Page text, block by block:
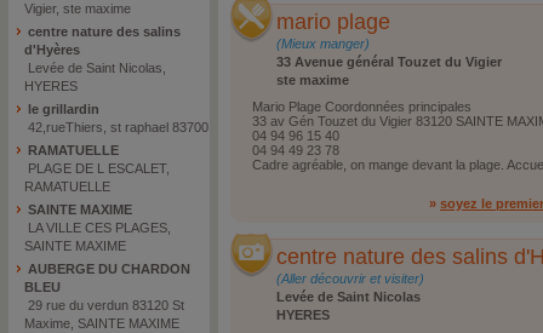
Vigier, ste maxime
centre nature des salins
d'Hyères
Levée de Saint Nicolas,
HYERES
le grillardin
42,rueThiers, st raphael 83700
RAMATUELLE
PLAGE DE L ESCALET,
RAMATUELLE
SAINTE MAXIME
LA VILLE CES PLAGES,
SAINTE MAXIME
AUBERGE DU CHARDON
BLEU
29 rue du verdun 83120 St
Maxime, SAINTE MAXIME
mario plage
(Mieux manger)
33 Avenue général Touzet du Vigier
ste maxime
Mario Plage Coordonnées principales
33 av Gén Touzet du Vigier 83120 SAINTE
04 94 96 15 40
04 94 49 23 78
Cadre agréable, on mange devant la plage.
» soyez le
centre nature des salins
(Aller découvrir et visiter)
Levée de Saint Nicolas
HYERES